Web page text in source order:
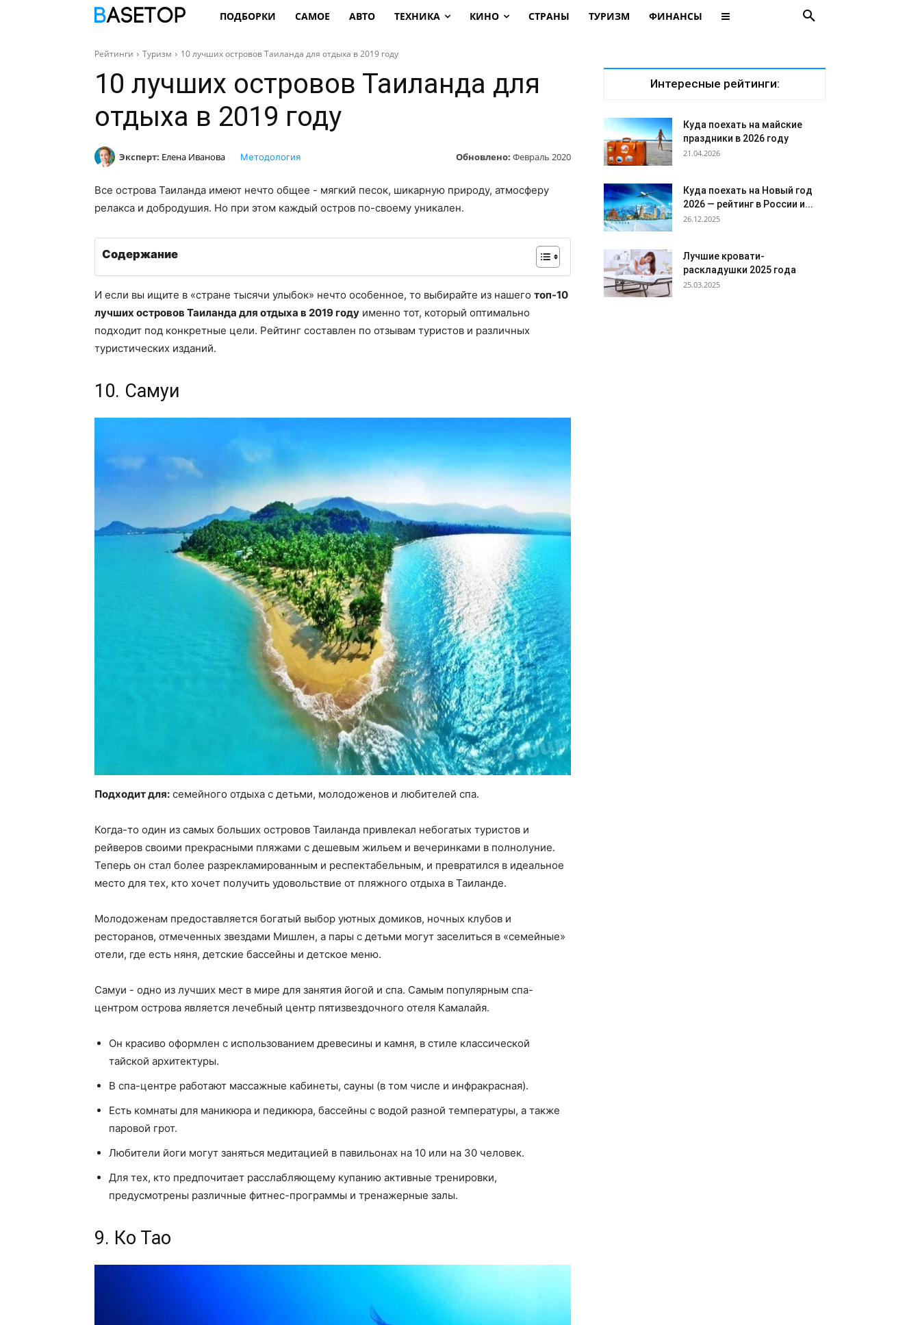
ПОДБОРКИ САМОЕ АВТО ТЕХНИКА КИНО СТРАНЫ ТУРИЗМ ФИНАНСЫ
Рейтинги Туризм 10 лучших островов Таиланда для отдыха в 2019 году
10 лучших островов Таиланда для
отдыха в 2019 году
Эксперт: Елена Иванова Обновлено: Февраль 2020
Методология
Все острова Таиланда имеют нечто общее - мягкий песок, шикарную природу, атмосферу
релакса и добродушия. Но при этом каждый остров по-своему уникален.
Содержание
И если вы ищите в «стране тысячи улыбок» нечто особенное, то выбирайте из нашего топ-10
лучших островов Таиланда для отдыха в 2019 году именно тот, который оптимально
подходит под конкретные цели. Рейтинг составлен по отзывам туристов и различных
туристических изданий.
10. Самуи
Подходит для: семейного отдыха с детьми, молодоженов и любителей спа.
Когда-то один из самых больших островов Таиланда привлекал небогатых туристов и
рейверов своими прекрасными пляжами с дешевым жильем и вечеринками в полнолуние.
Теперь он стал более разрекламированным и респектабельным, и превратился в идеальное
место для тех, кто хочет получить удовольствие от пляжного отдыха в Таиланде.
Молодоженам предоставляется богатый выбор уютных домиков, ночных клубов и
ресторанов, отмеченных звездами Мишлен, а пары с детьми могут заселиться в «семейные»
отели, где есть няня, детские бассейны и детское меню.
Самуи - одно из лучших мест в мире для занятия йогой и спа. Самым популярным спа-
центром острова является лечебный центр пятизвездочного отеля Камалайя.
Он красиво оформлен с использованием древесины и камня, в стиле классической
тайской архитектуры.
В спа-центре работают массажные кабинеты, сауны (в том числе и инфракрасная).
Есть комнаты для маникюра и педикюра, бассейны с водой разной температуры, а также
паровой грот.
Любители йоги могут заняться медитацией в павильонах на 10 или на 30 человек.
Для тех, кто предпочитает расслабляющему купанию активные тренировки,
предусмотрены различные фитнес-программы и тренажерные залы.
9. Ко Тао
Интересные рейтинги:
Куда поехать на майские
праздники в 2026 году
21.04.2026
Куда поехать на Новый год
2026 — рейтинг в России и...
26.12.2025
Лучшие кровати-
раскладушки 2025 года
25.03.2025